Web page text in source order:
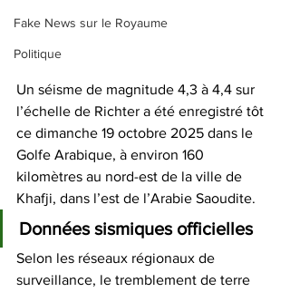
Fake News sur le Royaume
Politique
Un séisme de magnitude 4,3 à 4,4 sur
l’échelle de Richter a été enregistré tôt
ce dimanche 19 octobre 2025 dans le
Golfe Arabique, à environ 160
kilomètres au nord-est de la ville de
Khafji, dans l’est de l’Arabie Saoudite.
Données sismiques officielles
Selon les réseaux régionaux de
surveillance, le tremblement de terre